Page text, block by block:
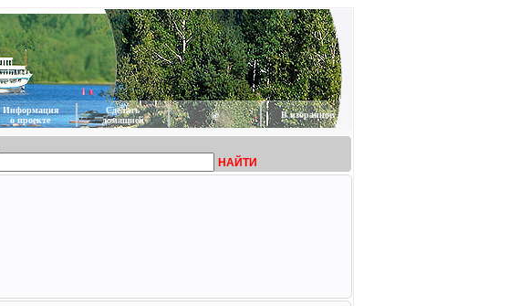
Информация
о проекте
Сделать
домашней
@ В избранное
НАЙТИ